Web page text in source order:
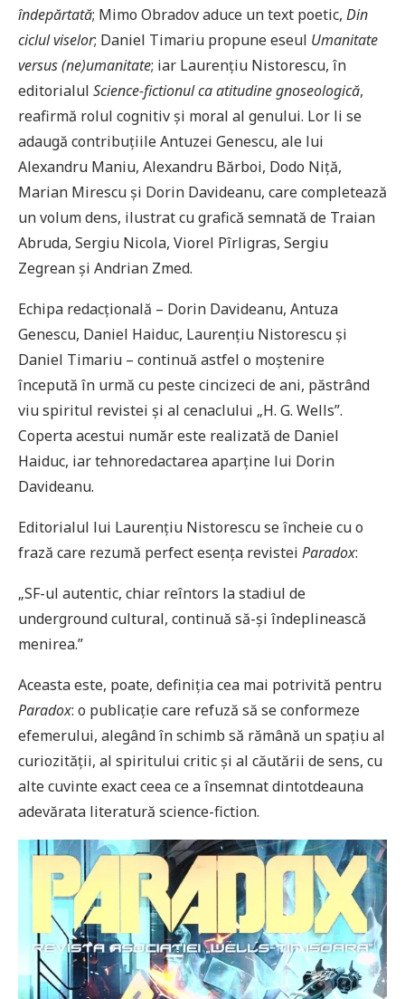
îndepărtată; Mimo Obradov aduce un text poetic, Din
ciclul viselor; Daniel Timariu propune eseul Umanitate
versus (ne)umanitate; iar Laurențiu Nistorescu, în
editorialul Science-fictionul ca atitudine gnoseologică,
reafirmă rolul cognitiv și moral al genului. Lor li se
adaugă contribuțiile Antuzei Genescu, ale lui
Alexandru Maniu, Alexandru Bărboi, Dodo Niță,
Marian Mirescu și Dorin Davideanu, care completează
un volum dens, ilustrat cu grafică semnată de Traian
Abruda, Sergiu Nicola, Viorel Pîrligras, Sergiu
Zegrean și Andrian Zmed.
Echipa redacțională – Dorin Davideanu, Antuza
Genescu, Daniel Haiduc, Laurențiu Nistorescu și
Daniel Timariu – continuă astfel o moștenire
începută în urmă cu peste cincizeci de ani, păstrând
viu spiritul revistei și al cenaclului „H. G. Wells”.
Coperta acestui număr este realizată de Daniel
Haiduc, iar tehnoredactarea aparține lui Dorin
Davideanu.
Editorialul lui Laurențiu Nistorescu se încheie cu o
frază care rezumă perfect esența revistei Paradox:
„SF-ul autentic, chiar reîntors la stadiul de
underground cultural, continuă să-și îndeplinească
menirea.”
Aceasta este, poate, definiția cea mai potrivită pentru
Paradox: o publicație care refuză să se conformeze
efemerului, alegând în schimb să rămână un spațiu al
curiozității, al spiritului critic și al căutării de sens, cu
alte cuvinte exact ceea ce a însemnat dintotdeauna
adevărata literatură science-fiction.